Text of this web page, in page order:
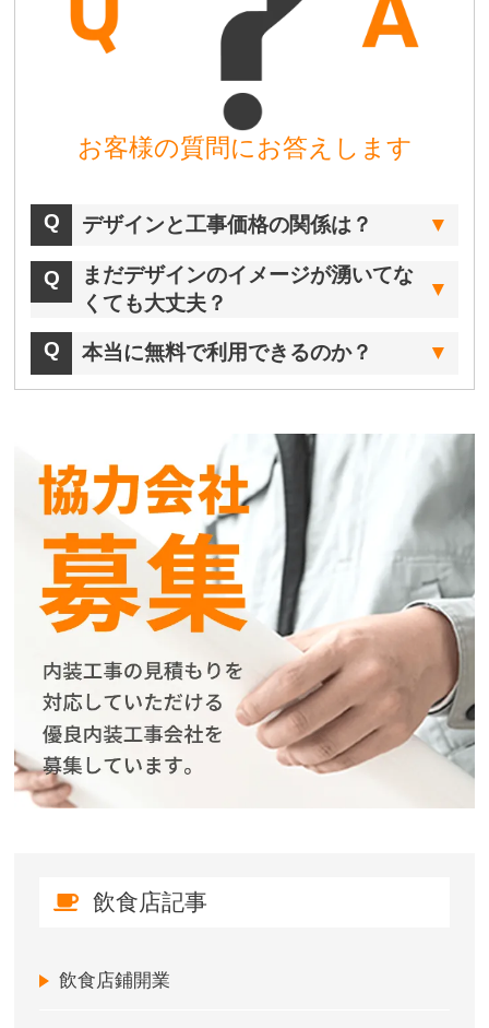
お客様の質問にお答えします
デザインと工事価格の関係は？
まだデザインのイメージが湧いてな
くても大丈夫？
本当に無料で利用できるのか？
飲食店記事
飲食店鋪開業